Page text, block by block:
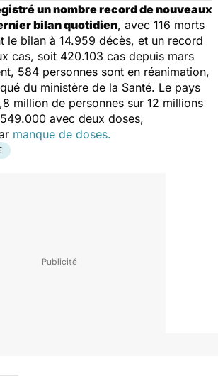
un nombre record de nouveaux
bilan quotidien, avec 116 morts
le bilan à 14.959 décès, et un record
cas, soit 420.103 cas depuis mars
584 personnes sont en réanimation,
du ministère de la Santé. Le pays
million de personnes sur 12 millions
avec deux doses,
manque de doses.